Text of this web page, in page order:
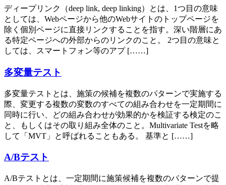
ディープリンク（deep link, deep linking）とは、1つ目の意味
としては、Webページから他のWebサイトのトップページを
除く個別ページに直接リンクすることを指す。深い階層にあ
る特定ページへの外部からのリンクのこと。 2つ目の意味と
しては、スマートフォン等のアプ [……]
多変量テスト
多変量テストとは、施策の候補を複数のパターンで実施する
際、変更する複数の変数のすべての組み合わせを一定期間に
同時に行い、どの組み合わせが効果的かを検証する検定のこ
と、もしくはその取り組み全体のこと。Multivariate Testを略
して「MVT」と呼ばれることもある。 基準と [……]
A/Bテスト
A/Bテストとは、一定期間に施策候補を複数のパターンで提